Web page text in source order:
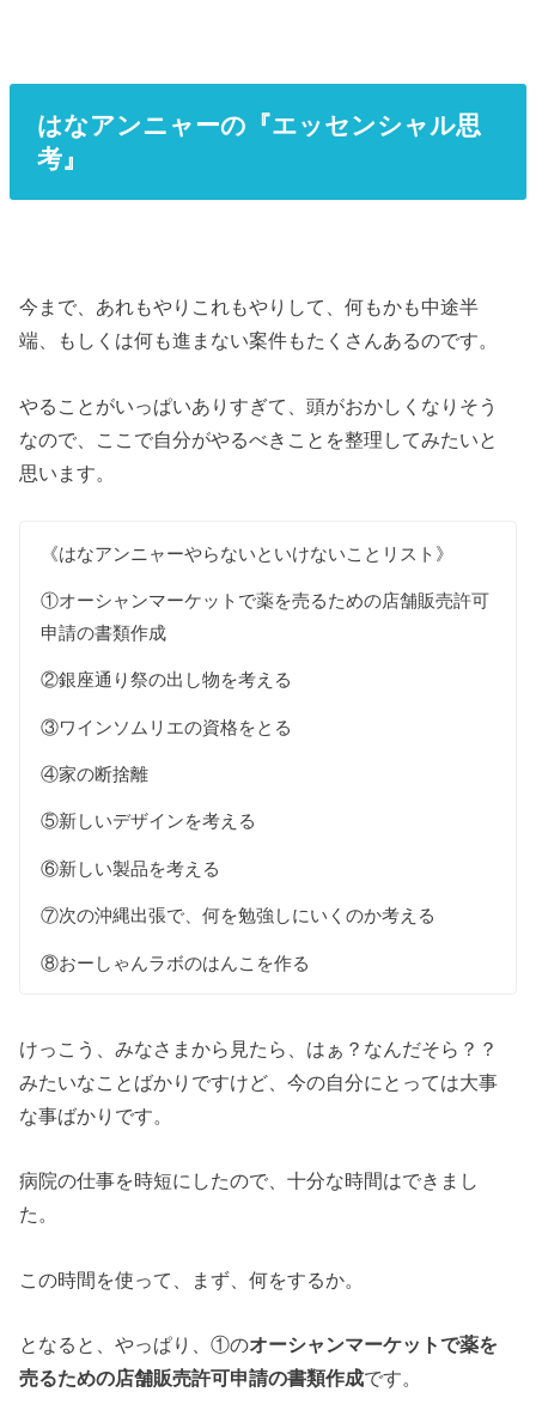
はなアンニャーの『エッセンシャル思
考』
今まで、あれもやりこれもやりして、何もかも中途半
端、もしくは何も進まない案件もたくさんあるのです。
やることがいっぱいありすぎて、頭がおかしくなりそう
なので、ここで自分がやるべきことを整理してみたいと
思います。
《はなアンニャーやらないといけないことリスト》
①オーシャンマーケットで薬を売るための店舗販売許可
申請の書類作成
②銀座通り祭の出し物を考える
③ワインソムリエの資格をとる
④家の断捨離
⑤新しいデザインを考える
⑥新しい製品を考える
⑦次の沖縄出張で、何を勉強しにいくのか考える
⑧おーしゃんラボのはんこを作る
けっこう、みなさまから見たら、はぁ？なんだそら？？
みたいなことばかりですけど、今の自分にとっては大事
な事ばかりです。
病院の仕事を時短にしたので、十分な時間はできまし
た。
この時間を使って、まず、何をするか。
となると、やっぱり、①のオーシャンマーケットで薬を
売るための店舗販売許可申請の書類作成です。